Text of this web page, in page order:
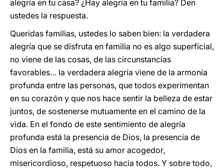
alegría en tu casa? ¿Hay alegría en tu familia? Den
ustedes la respuesta.
Queridas familias, ustedes lo saben bien: la verdadera
alegría que se disfruta en familia no es algo superficial,
no viene de las cosas, de las circunstancias
favorables… la verdadera alegría viene de la armonía
profunda entre las personas, que todos experimentan
en su corazón y que nos hace sentir la belleza de estar
juntos, de sostenerse mutuamente en el camino de la
vida. En el fondo de este sentimiento de alegría
profunda está la presencia de Dios, la presencia de
Dios en la familia, está su amor acogedor,
misericordioso, respetuoso hacia todos. Y sobre todo,